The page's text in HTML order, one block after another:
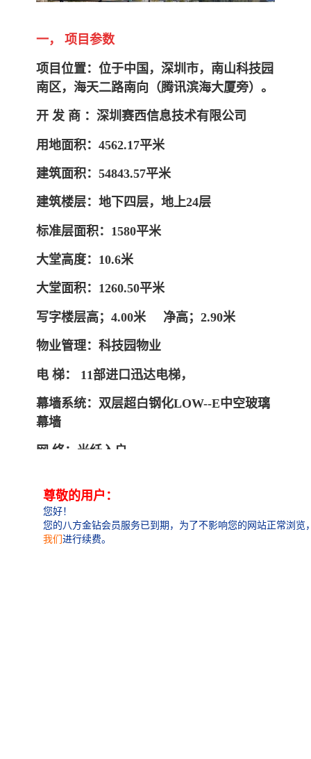
一， 项目参数
项目位置：位于中国，深圳市，南山科技园
南区，海天二路南向（腾讯滨海大厦旁）。
开 发 商 ： 深圳赛西信息技术有限公司
用地面积：4562.17平米
建筑面积：54843.57平米
建筑楼层：地下四层，地上24层
标准层面积：1580平米
大堂高度：10.6米
大堂面积：1260.50平米
写字楼层高；4.00米 净高；2.90米
物业管理：科技园物业
电 梯： 11部进口迅达电梯，
幕墙系统：双层超白钢化LOW--E中空玻璃
幕墙
网 络：光纤入户
停车 位：335个停车位,31个充电桩
车位 费：预计600元/个/月（暂时未定）